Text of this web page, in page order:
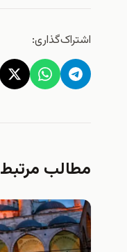
اشتراک‌گذاری:
مطالب مرتبط